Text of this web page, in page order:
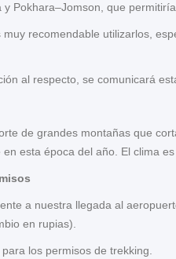
Pokhara–Jomson, que
recomendable utilizarlos,
al respecto, se comunicará
de grandes montañas que
esta época del año. El clima
a nuestra llegada al
en rupias).
los permisos de trekking.